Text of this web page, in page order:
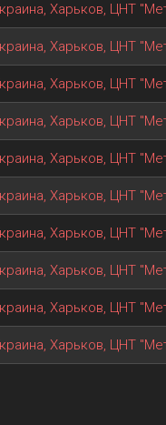
Харьков, ЦНТ
Харьков, ЦНТ
Харьков, ЦНТ
Харьков, ЦНТ
Харьков, ЦНТ
Харьков, ЦНТ
Харьков, ЦНТ
Харьков, ЦНТ
Харьков, ЦНТ
Харьков, ЦНТ